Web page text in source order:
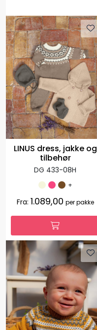
LINUS dress, jakke og
tilbehør
DG 433-08H
+
Fra: 1.089,00 per pakke